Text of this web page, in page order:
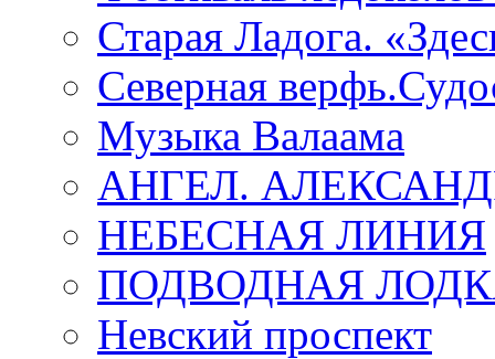
Старая Ладога.
Северная
Музыка Валаама
АНГЕЛ.
НЕБЕСНАЯ ЛИНИЯ
ПОДВОДНАЯ
Невский проспект